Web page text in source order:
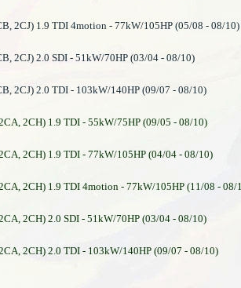
2CJ) 1.9 TDI 4motion - 77kW/105HP (05/08 - 08/10)
2CJ) 2.0 SDI - 51kW/70HP (03/04 - 08/10)
2CJ) 2.0 TDI - 103kW/140HP (09/07 - 08/10)
2CH) 1.9 TDI - 55kW/75HP (09/05 - 08/10)
2CH) 1.9 TDI - 77kW/105HP (04/04 - 08/10)
2CH) 1.9 TDI 4motion - 77kW/105HP (11/08 - 08/
2CH) 2.0 SDI - 51kW/70HP (03/04 - 08/10)
2CH) 2.0 TDI - 103kW/140HP (09/07 - 08/10)